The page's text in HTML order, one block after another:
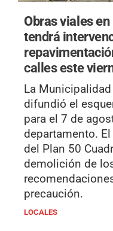
Obras viales
tendrá
calles este
La
difundió el
para el 7 de
departamento.
del Plan 50
demolición de
precaución.
LOCALES